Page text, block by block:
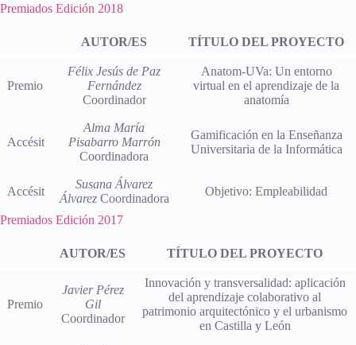
Premiados Edición 2018
AUTOR/ES TÍTULO DEL PROYECTO
Premio
Félix Jesús de Paz
Fernández
Coordinador
Anatom-UVa: Un entorno
virtual en el aprendizaje de la
anatomía
Accésit
Alma María
Pisabarro Marrón
Coordinadora
Gamificación en la Enseñanza
Universitaria de la Informática
Accésit
Susana Álvarez
ÁlvarezCoordinadora
Objetivo: Empleabilidad
Premiados Edición 2017
AUTOR/ES TÍTULO DEL PROYECTO
Premio
Javier Pérez
Gil
Coordinador
Innovación y transversalidad: aplicación
del aprendizaje colaborativo al
patrimonio arquitectónico y el urbanismo
en Castilla y León